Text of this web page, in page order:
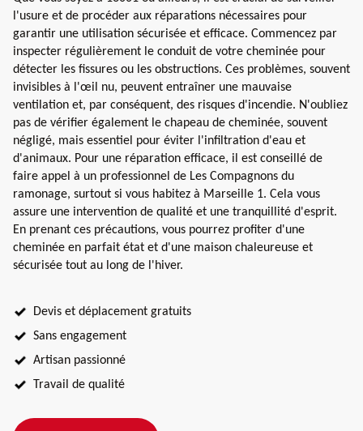
l'usure et de procéder aux réparations nécessaires pour
garantir une utilisation sécurisée et efficace. Commencez par
inspecter régulièrement le conduit de votre cheminée pour
détecter les fissures ou les obstructions. Ces problèmes, souvent
invisibles à l'œil nu, peuvent entraîner une mauvaise
ventilation et, par conséquent, des risques d'incendie. N'oubliez
pas de vérifier également le chapeau de cheminée, souvent
négligé, mais essentiel pour éviter l'infiltration d'eau et
d'animaux. Pour une réparation efficace, il est conseillé de
faire appel à un professionnel de Les Compagnons du
ramonage, surtout si vous habitez à Marseille 1. Cela vous
assure une intervention de qualité et une tranquillité d'esprit.
En prenant ces précautions, vous pourrez profiter d'une
cheminée en parfait état et d'une maison chaleureuse et
sécurisée tout au long de l'hiver.
Devis et déplacement gratuits
Sans engagement
Artisan passionné
Travail de qualité